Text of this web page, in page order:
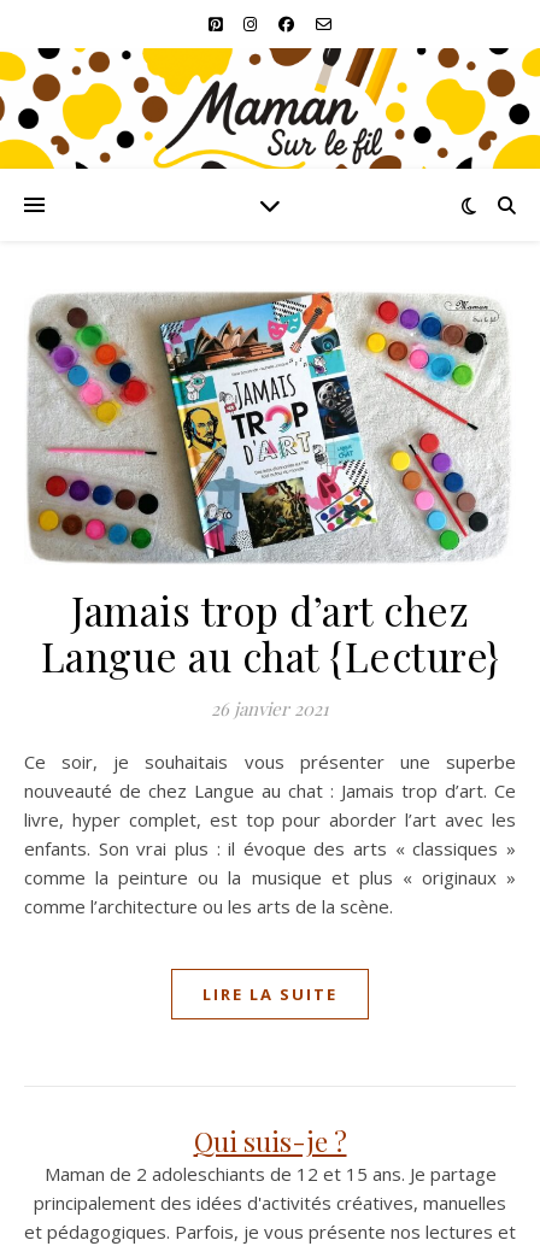
Jamais trop d’art chez
Langue au chat {Lecture}
26 janvier 2021
Ce soir, je souhaitais vous présenter une superbe
nouveauté de chez Langue au chat : Jamais trop d’art. Ce
livre, hyper complet, est top pour aborder l’art avec les
enfants. Son vrai plus : il évoque des arts « classiques »
comme la peinture ou la musique et plus « originaux »
comme l’architecture ou les arts de la scène.
LIRE LA SUITE
Qui suis-je ?
Maman de 2 adoleschiants de 12 et 15 ans. Je partage
principalement des idées d'activités créatives, manuelles
et pédagogiques. Parfois, je vous présente nos lectures et